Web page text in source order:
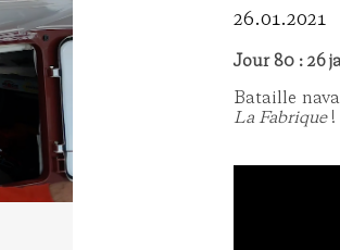
26.01.2021
Jour 80 : 26
Bataille
La Fabrique!